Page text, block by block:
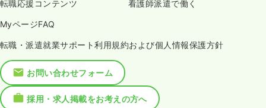
転職応援コンテンツ 看護師派遣で働く
MyページFAQ
転職・派遣就業サポート利用規約および個人情報保護方針
お問い合わせフォーム
採用・求人掲載をお考えの方へ